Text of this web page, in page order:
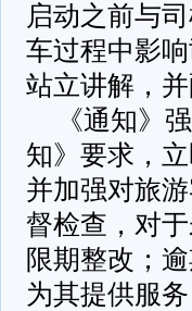
启动之前与
车过程中影
站立讲解，
《通知》
知》要求，
并加强对旅
督检查，对
限期整改；
为其提供服